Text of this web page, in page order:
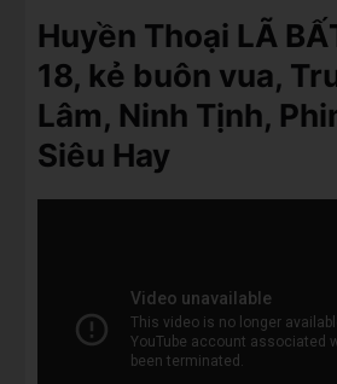
Huyền Thoại LÃ
18, kẻ buôn vua,
Lâm, Ninh Tịnh,
Siêu Hay